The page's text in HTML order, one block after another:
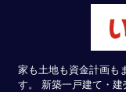
家も土地も資金計画も
す。 新築一戸建て・